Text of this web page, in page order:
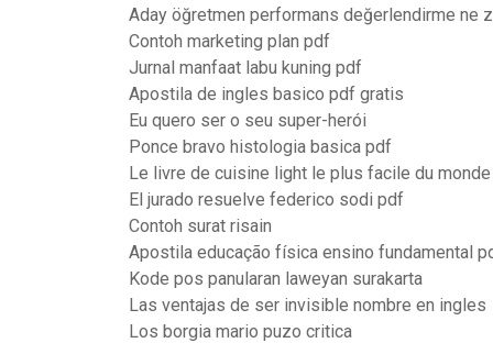
Aday öğretmen performans değerlendirme ne
Contoh marketing plan pdf
Jurnal manfaat labu kuning pdf
Apostila de ingles basico pdf gratis
Eu quero ser o seu super-herói
Ponce bravo histologia basica pdf
Le livre de cuisine light le plus facile du monde
El jurado resuelve federico sodi pdf
Contoh surat risain
Apostila educação física ensino fundamental
Kode pos panularan laweyan surakarta
Las ventajas de ser invisible nombre en ingles
Los borgia mario puzo critica